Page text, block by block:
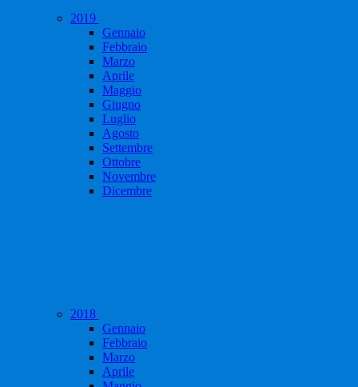
2019
Gennaio
Febbraio
Marzo
Aprile
Maggio
Giugno
Luglio
Agosto
Settembre
Ottobre
Novembre
Dicembre
2018
Gennaio
Febbraio
Marzo
Aprile